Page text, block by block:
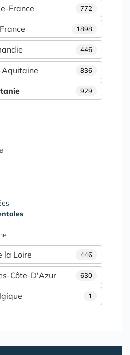
772
France
1898
446
836
929
446
la Loire
630
Côte-D'Azur
1